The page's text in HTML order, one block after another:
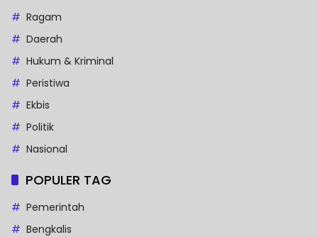
Ragam
Daerah
Hukum & Kriminal
Peristiwa
Ekbis
Politik
Nasional
POPULER TAG
Pemerintah
Bengkalis